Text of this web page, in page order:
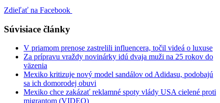
Zdieľať na Facebook
Súvisiace články
V priamom prenose zastrelili influencera, točil videá o luxuse
Za prípravu vraždy novinárky idú dvaja muži na 25 rokov do
väzenia
Mexiko kritizuje nový model sandálov od Adidasu, podobajú
sa ich domorodej obuvi
Mexiko chce zakázať reklamné spoty vlády USA cielené proti
migrantom (VIDEO)